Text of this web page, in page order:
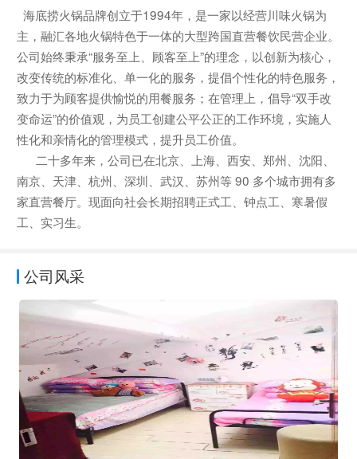
海底捞火锅品牌创立于1994年，是一家以经营川味火锅为
主，融汇各地火锅特色于一体的大型跨国直营餐饮民营企业。
公司始终秉承“服务至上、顾客至上”的理念，以创新为核心，
改变传统的标准化、单一化的服务，提倡个性化的特色服务，
致力于为顾客提供愉悦的用餐服务；在管理上，倡导“双手改
变命运”的价值观，为员工创建公平公正的工作环境，实施人
性化和亲情化的管理模式，提升员工价值。
二十多年来，公司已在北京、上海、西安、郑州、沈阳、
南京、天津、杭州、深圳、武汉、苏州等 90 多个城市拥有多
家直营餐厅。现面向社会长期招聘正式工、钟点工、寒暑假
工、实习生。
公司风采